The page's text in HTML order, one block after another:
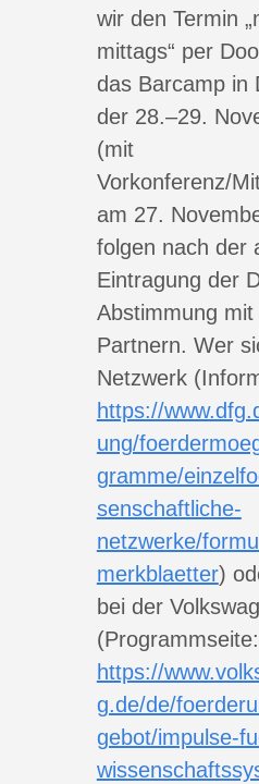
wir den Termin
mittags“ per
das Barcamp in
der 28.–29.
(mit
Vorkonferenz/
am 27.
folgen nach der
Eintragung der
Abstimmung mit
Partnern. Wer
Netzwerk
https://
ung/
gramme/
senschaftliche-
netzwerke/
merkblaetter)
bei der
(Programmseite:
https://
g.de/de/
gebot/impulse-